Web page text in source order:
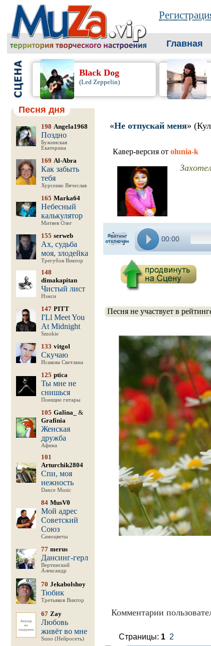
Главная
Black Dog
(Led Zeppelin)
Песня дня
198 Angela1968
Поздно
Бужинская
Екатерина
169 Al-Abra
Как забыть
тебя
Хурсенко Вячеслав
165 Marka64
Небесный
калькулятор
Митяев Олег
155 serweb
Ах, судьба
моя, злодейка
Трегубов Виктор
148
dimakapitan
Чистый лист
Нэнси
147 PITT
I'Ll Meet You
At Midnight
Smokie
133 vitgol
Скучаю
Исакова Светлана
125 ptica
Ты мне не
снишься
Поющие гитары
105 Galina_
&
Grafinia
Женская
дружба
Афина
101
Arturchik2804
Спи, моя
нежность
Dance Music
84 MusV0
Мой адрес
Советский
Союз
Самоцветы
77 merus
Дансинг-герл
Вертинский
Александр
70 Jekabolshoy
Тюбик
Третьяков Виктор
67 Zay
Любовь
живёт во мне
Suno (Нейросеть)
«Не отпускай меня»
Кавер-версия от olunia-k
00:00
Песня не участвует в
Комментарии
Страницы: 1 2